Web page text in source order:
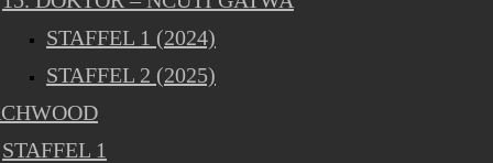
STAFFEL 1 (2024)
STAFFEL 2 (2025)
STAFFEL 1